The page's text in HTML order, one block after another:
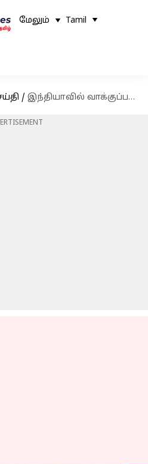
மேலும் Tamil
/ இந்தியாவில் வாக்குப்பதிவுக்கான 21 மில்லியன் டாலர் மானியத்தை ரத்து செய்தது சரியே என்கிறார் டிரம்ப்